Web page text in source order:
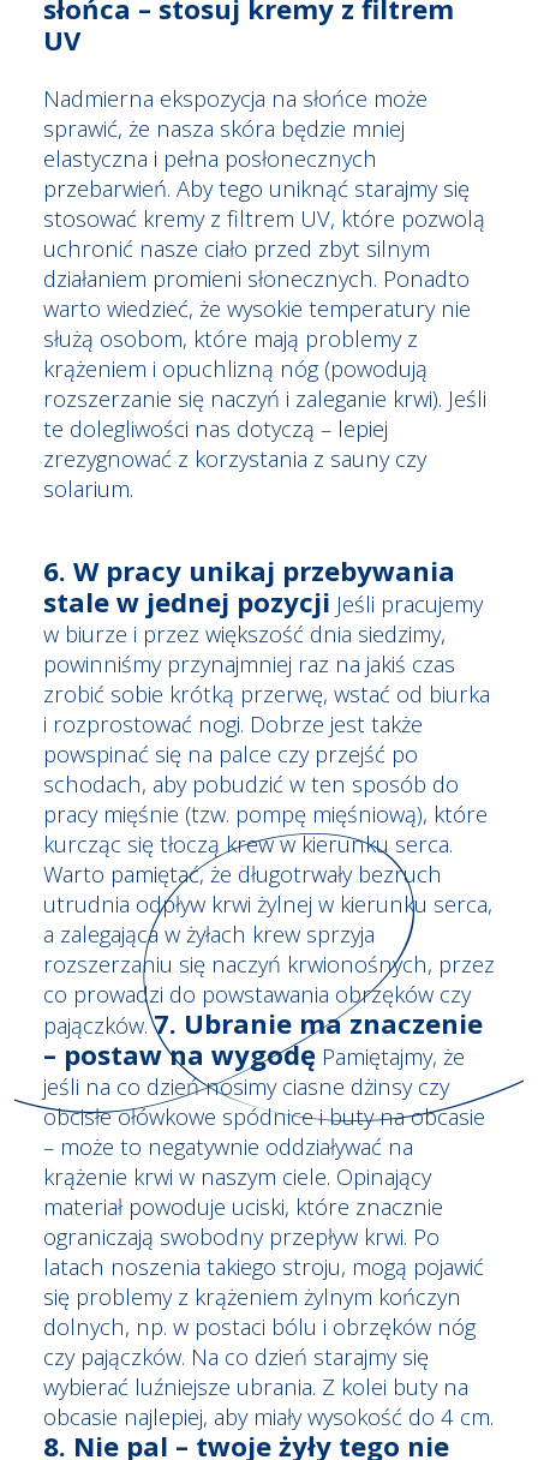
słońca – stosuj kremy z filtrem
UV
Nadmierna ekspozycja na słońce może
sprawić, że nasza skóra będzie mniej
elastyczna i pełna posłonecznych
przebarwień. Aby tego uniknąć starajmy się
stosować kremy z filtrem UV, które pozwolą
uchronić nasze ciało przed zbyt silnym
działaniem promieni słonecznych. Ponadto
warto wiedzieć, że wysokie temperatury nie
służą osobom, które mają problemy z
krążeniem i opuchlizną nóg (powodują
rozszerzanie się naczyń i zaleganie krwi). Jeśli
te dolegliwości nas dotyczą – lepiej
zrezygnować z korzystania z sauny czy
solarium.
6. W pracy unikaj przebywania
stale w jednej pozycji Jeśli pracujemy
w biurze i przez większość dnia siedzimy,
powinniśmy przynajmniej raz na jakiś czas
zrobić sobie krótką przerwę, wstać od biurka
i rozprostować nogi. Dobrze jest także
powspinać się na palce czy przejść po
schodach, aby pobudzić w ten sposób do
pracy mięśnie (tzw. pompę mięśniową), które
kurcząc się tłoczą krew w kierunku serca.
Warto pamiętać, że długotrwały bezruch
utrudnia odpływ krwi żylnej w kierunku serca,
a zalegająca w żyłach krew sprzyja
rozszerzaniu się naczyń krwionośnych, przez
co prowadzi do powstawania obrzęków czy
pajączków.7. Ubranie ma znaczenie
– postaw na wygodę Pamiętajmy, że
jeśli na co dzień nosimy ciasne dżinsy czy
obcisłe ołówkowe spódnice i buty na obcasie
– może to negatywnie oddziaływać na
krążenie krwi w naszym ciele. Opinający
materiał powoduje uciski, które znacznie
ograniczają swobodny przepływ krwi. Po
latach noszenia takiego stroju, mogą pojawić
się problemy z krążeniem żylnym kończyn
dolnych, np. w postaci bólu i obrzęków nóg
czy pajączków. Na co dzień starajmy się
wybierać luźniejsze ubrania. Z kolei buty na
obcasie najlepiej, aby miały wysokość do 4 cm.
8. Nie pal – twoje żyły tego nie